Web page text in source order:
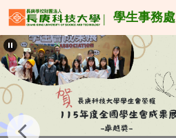
跳
到
主
要
內
容
學生事務處